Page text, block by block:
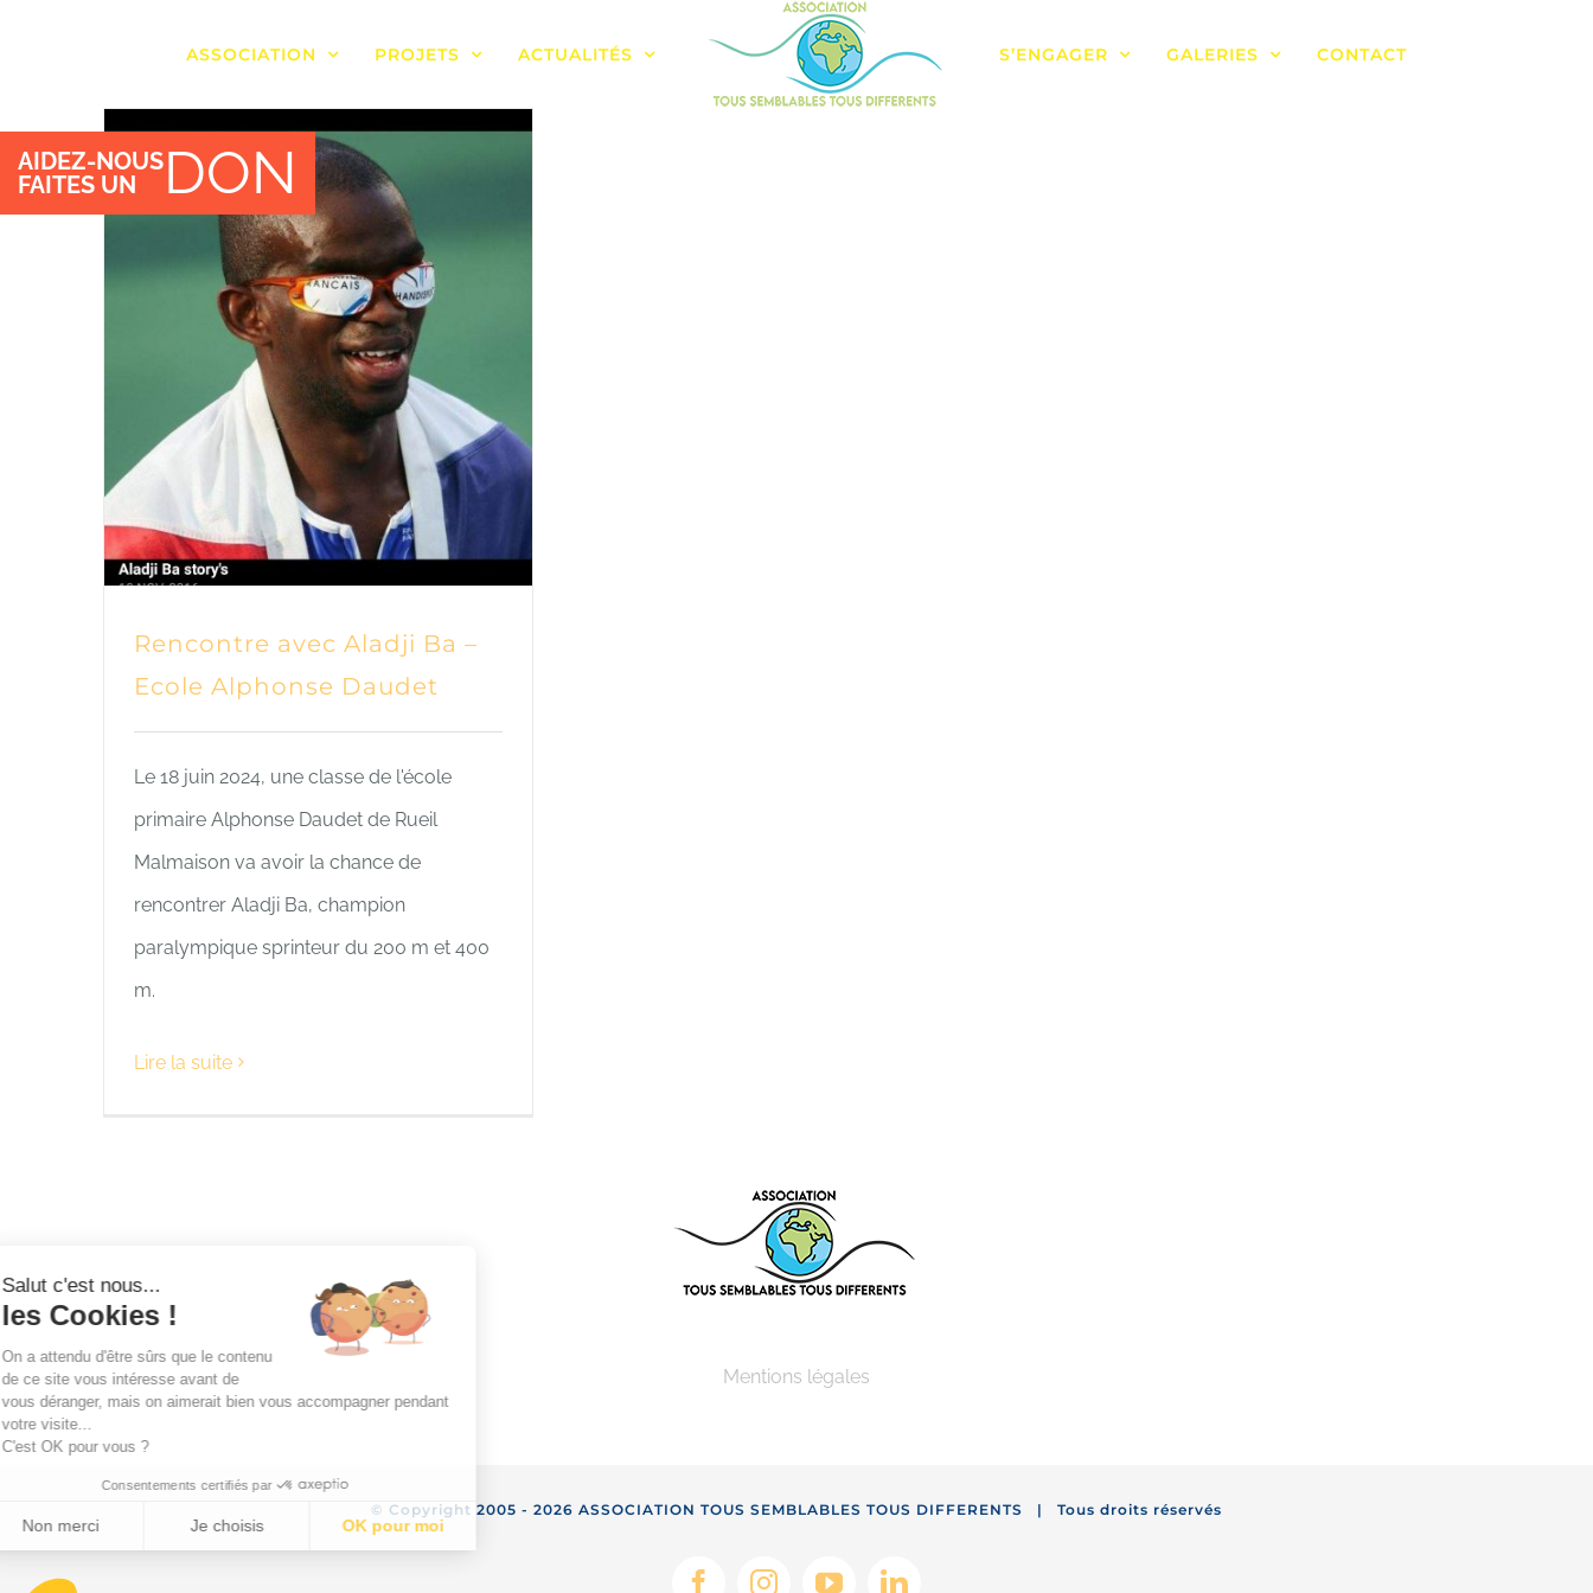
AIDEZ-NOUS
FAITES UN
DON
ASSOCIATION PROJETS ACTUALITÉS S’ENGAGER GALERIES CONTACT
Rencontre avec Aladji Ba –
Rencontre avec Aladji Ba –
Ecole Alphonse Daudet
Le 18 juin 2024, une classe de l'école
primaire Alphonse Daudet de Rueil
Malmaison va avoir la chance de
rencontrer Aladji Ba, champion
paralympique sprinteur du 200 m et 400
m.
Lire la suite
Mentions légales
© Copyright 2005 - 2026 ASSOCIATION TOUS SEMBLABLES TOUS DIFFERENTS | Tous droits réservés
Salut c'est nous...
les Cookies !
On a attendu d'être sûrs que le contenu
de ce site vous intéresse avant de
vous déranger, mais on aimerait bien vous accompagner pendant
votre visite...
C'est OK pour vous ?
Consentements certifiés par
Non merci Je choisis OK pour moi
Plateforme de Gestion du Consentement : Personnalisez vos Options